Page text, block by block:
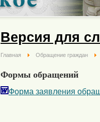
Версия для
Главная Обращение граждан
Формы обращений
Форма заявления